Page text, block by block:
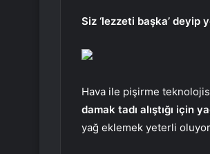
Siz ‘lezzeti başka’
Hava ile pişirme
damak tadı alıştığı için
yağ eklemek yeterli